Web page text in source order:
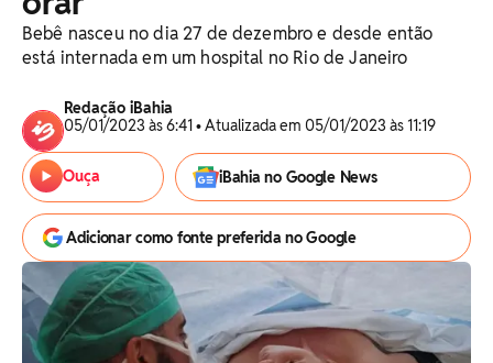
Bebê nasceu no dia 27 de dezembro e desde então
está internada em um hospital no Rio de Janeiro
Redação iBahia
05/01/2023 às 6:41 • Atualizada em 05/01/2023 às 11:19
Ouça iBahia no Google News
Adicionar como fonte preferida no Google